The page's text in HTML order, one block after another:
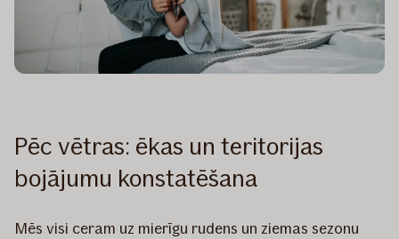
Pēc vētras: ēkas un teritorijas
bojājumu konstatēšana
Mēs visi ceram uz mierīgu rudens un ziemas sezonu